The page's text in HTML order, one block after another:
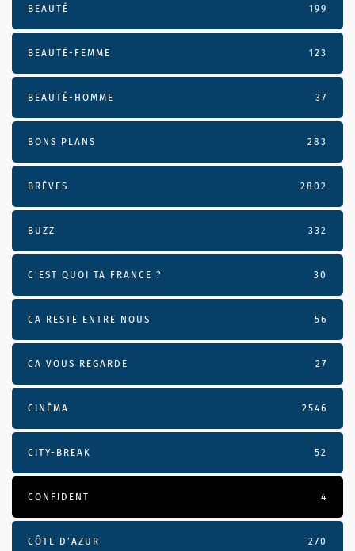
BEAUTÉ 199
BEAUTÉ-FEMME 123
BEAUTÉ-HOMME 37
BONS PLANS 283
BRÈVES 2802
BUZZ 332
C'EST QUOI TA FRANCE ? 30
CA RESTE ENTRE NOUS 56
CA VOUS REGARDE 27
CINÉMA 2546
CITY-BREAK 52
CONFIDENT 4
CÔTE D’AZUR 270